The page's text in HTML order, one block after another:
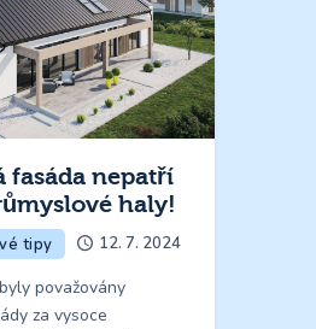
fasáda nepatří
haly!
tipy 12. 7. 2024
považovány
za vysoce